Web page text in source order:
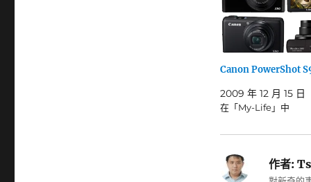
Canon PowerShot
2009 年 12 月 15 日
在「My-Life」中
作者: